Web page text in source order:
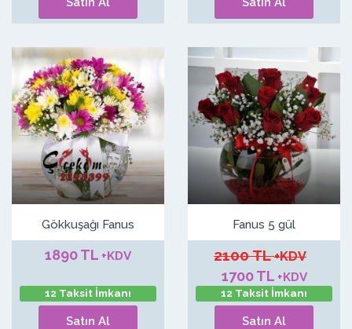
Gökkuşağı Fanus
1890 TL +KDV
12 Taksit İmkanı
Satın Al
Fanus 5 gül
2100 TL+KDV
1700 TL +KDV
12 Taksit İmkanı
Satın Al